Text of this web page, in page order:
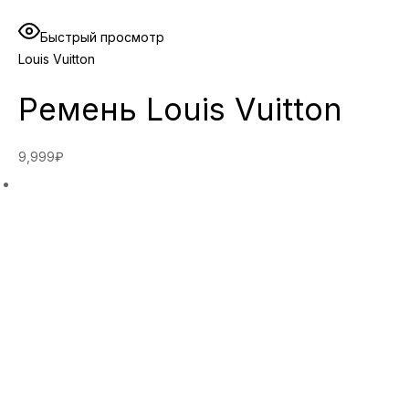
Быстрый просмотр
Louis Vuitton
Ремень Louis Vuitton
9,999₽